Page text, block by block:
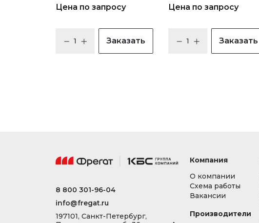
Цена по запросу
Заказать
Цена по запросу
Заказать
8 800 301-96-04
info@fregat.ru
197101, Санкт-Петербург,
Компания
О компании
Схема работы
Вакансии
Производители